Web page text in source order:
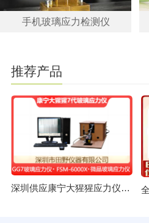
手机玻璃应力检测仪
推荐产品
深圳供应康宁大猩猩应力仪 GG7玻璃应力仪总代理